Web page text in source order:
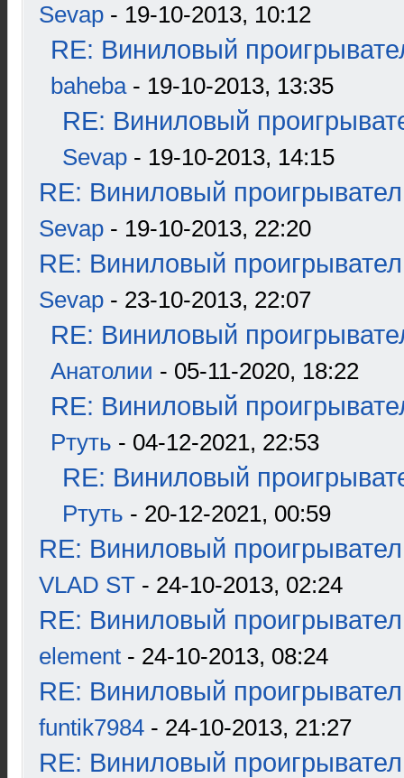
Sevap - 19-10-2013, 10:12
RE: Виниловый
baheba- 19-10-2013, 13:35
RE: Виниловый
Sevap - 19-10-2013, 14:15
RE: Виниловый
Sevap - 19-10-2013, 22:20
RE: Виниловый
Sevap - 23-10-2013, 22:07
RE: Виниловый
Анатолии - 05-11-2020, 18:22
RE: Виниловый
Ртуть - 04-12-2021, 22:53
RE: Виниловый
Ртуть - 20-12-2021, 00:59
RE: Виниловый
VLAD ST - 24-10-2013, 02:24
RE: Виниловый
element - 24-10-2013, 08:24
RE: Виниловый
funtik7984 - 24-10-2013, 21:27
RE: Виниловый